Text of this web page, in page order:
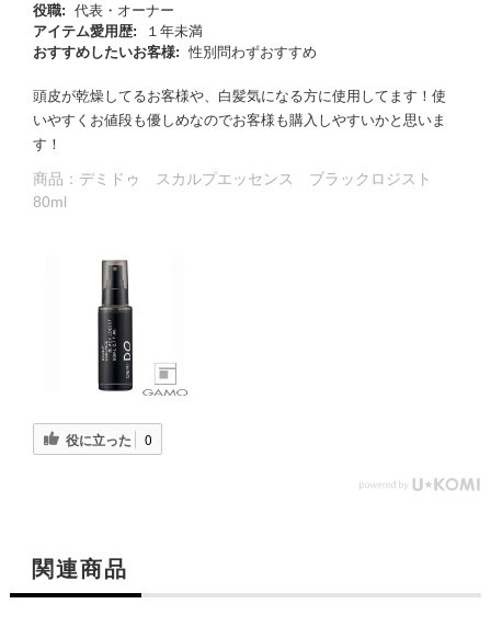
役職: 代表・オーナー
アイテム愛用歴:
１年未満
おすすめしたいお客様: 性別問わずおすすめ
頭皮が乾燥してるお客様や、白髪気になる方に使用してます！使
いやすくお値段も優しめなのでお客様も購入しやすいかと思いま
す！
商品： デミドゥ スカルプエッセンス ブラックロジスト
80ml
役に立った 0
関連商品